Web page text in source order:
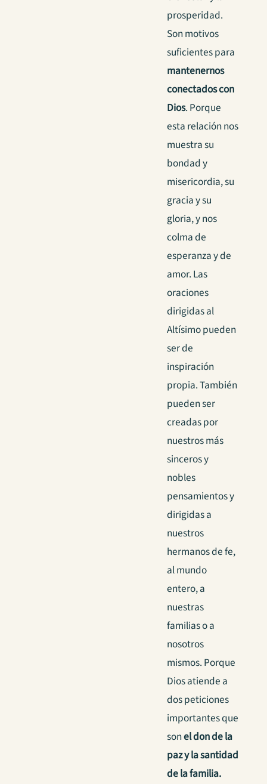
prosperidad.
Son motivos
suficientes para
mantenernos
conectados con
Dios. Porque
esta relación nos
muestra su
bondad y
misericordia, su
gracia y su
gloria, y nos
colma de
esperanza y de
amor. Las
oraciones
dirigidas al
Altísimo pueden
ser de
inspiración
propia. También
pueden ser
creadas por
nuestros más
sinceros y
nobles
pensamientos y
dirigidas a
nuestros
hermanos de fe,
al mundo
entero, a
nuestras
familias o a
nosotros
mismos. Porque
Dios atiende a
dos peticiones
importantes que
sonel don de la
paz y la santidad
de la familia.